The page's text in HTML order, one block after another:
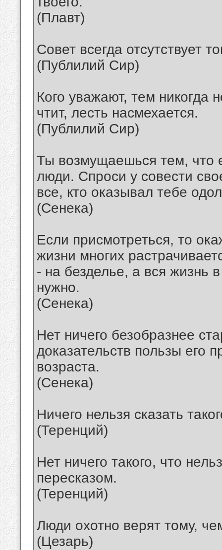
(Плавт)
Совет всегда отсутствует
(Публилий Сир)
Кого уважают, тем никогда
чтит, лесть насмехается.
(Публилий Сир)
Ты возмущаешься тем, что
люди. Спроси у совести
все, кто оказывал тебе
(Сенека)
Если присмотреться, то
жизни многих
- на безделье, а вся жизнь
нужно.
(Сенека)
Нет ничего безобразнее
доказательств пользы его
возраста.
(Сенека)
Ничего нельзя сказать
(Теренций)
Нет ничего такого, что
пересказом.
(Теренций)
Люди охотно верят тому,
(Цезарь)